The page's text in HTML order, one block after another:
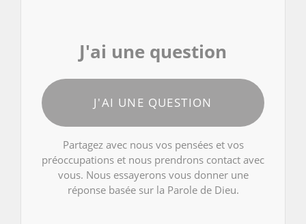
J'ai une question
J'AI UNE QUESTION
Partagez avec nous vos pensées et vos
préoccupations et nous prendrons contact avec
vous. Nous essayerons vous donner une
réponse basée sur la Parole de Dieu.